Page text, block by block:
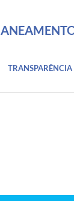
TRANSPARÊNCIA